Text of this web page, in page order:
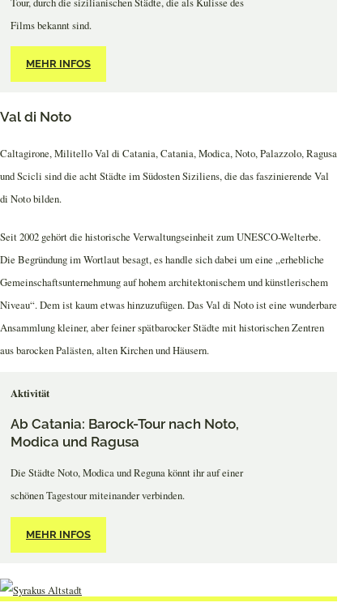
Films bekannt sind.
MEHR INFOS
Val di Noto
Caltagirone, Militello Val di Catania, Catania, Modica, Noto, Palazzolo, Ragusa
und Scicli sind die acht Städte im Südosten Siziliens, die das faszinierende Val
di Noto bilden.
Seit 2002 gehört die historische Verwaltungseinheit zum UNESCO-Welterbe.
Die Begründung im Wortlaut besagt, es handle sich dabei um eine „erhebliche
Gemeinschaftsunternehmung auf hohem architektonischem und künstlerischem
Niveau“. Dem ist kaum etwas hinzuzufügen. Das Val di Noto ist eine wunderbare
Ansammlung kleiner, aber feiner spätbarocker Städte mit historischen Zentren
aus barocken Palästen, alten Kirchen und Häusern.
Aktivität
Ab Catania: Barock-Tour nach Noto,
Modica und Ragusa
Die Städte Noto, Modica und Reguna könnt ihr auf einer
schönen Tagestour miteinander verbinden.
MEHR INFOS